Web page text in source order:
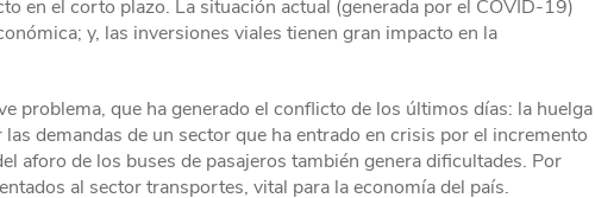
en el corto plazo. La situación actual (generada por el COVID-19)
y, las inversiones viales tienen gran impacto en la
problema, que ha generado el conflicto de los últimos días: la huelga
demandas de un sector que ha entrado en crisis por el incremento
aforo de los buses de pasajeros también genera dificultades. Por
al sector transportes, vital para la economía del país.